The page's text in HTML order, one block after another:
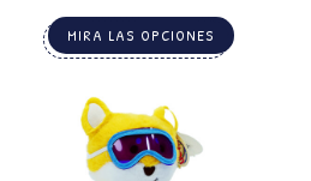
MIRA LAS OPCIONES